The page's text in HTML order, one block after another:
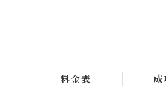
料金表 成